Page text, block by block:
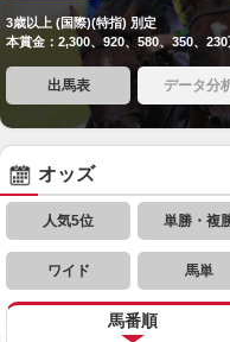
3歳以上 (国際)(特指) 別定
本賞金：2,300、920、580、350、230
出馬表 データ分
オッズ
人気5位 単勝・複
ワイド 馬単
馬番順